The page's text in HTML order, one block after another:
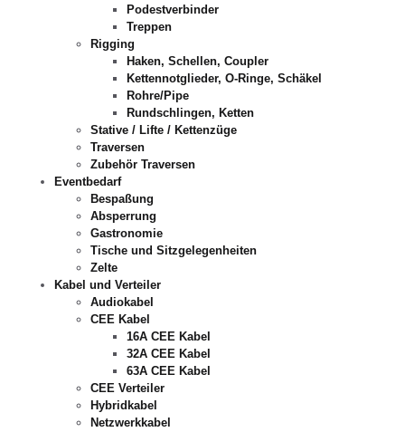
Podestverbinder
Treppen
Rigging
Haken, Schellen, Coupler
Kettennotglieder, O-Ringe, Schäkel
Rohre/Pipe
Rundschlingen, Ketten
Stative / Lifte / Kettenzüge
Traversen
Zubehör Traversen
Eventbedarf
Bespaßung
Absperrung
Gastronomie
Tische und Sitzgelegenheiten
Zelte
Kabel und Verteiler
Audiokabel
CEE Kabel
16A CEE Kabel
32A CEE Kabel
63A CEE Kabel
CEE Verteiler
Hybridkabel
Netzwerkkabel